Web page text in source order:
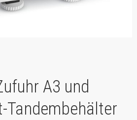
A3 und
Tandembehälter